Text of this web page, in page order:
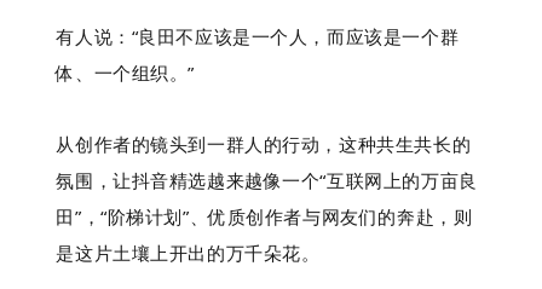
有人说：“良田不应该是一个人，而应该是一个群
体、一个组织。”
从创作者的镜头到一群人的行动，这种共生共长的
氛围，让抖音精选越来越像一个“互联网上的万亩良
田”，“阶梯计划”、优质创作者与网友们的奔赴，则
是这片土壤上开出的万千朵花。